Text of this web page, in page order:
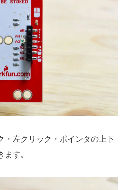
左クリック・ポインタの上下
す。